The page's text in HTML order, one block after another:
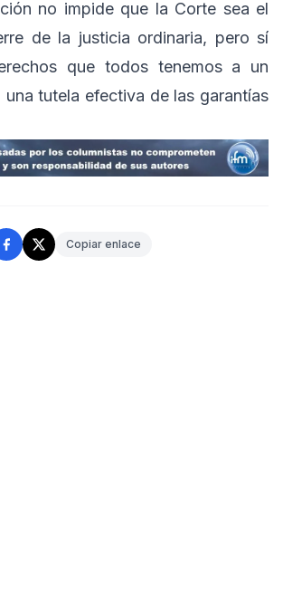
no impide que la Corte sea el
de la justicia ordinaria, pero sí
que todos tenemos a un
tutela efectiva de las garantías
Copiar enlace